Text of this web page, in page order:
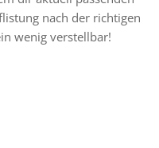
nach der richtigen
wenig verstellbar!